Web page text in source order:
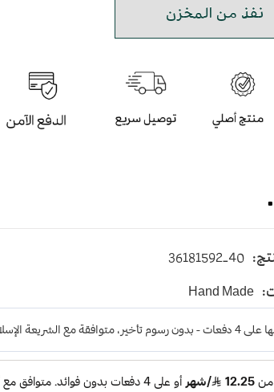
نفذ من المخزن
بأرضية متوسطة الإرتفاع باللون الرصاصي
اسفنجية عالية الجودة لتعطي شعور بالراحة ومقاومة
36181592-40
Hand Made